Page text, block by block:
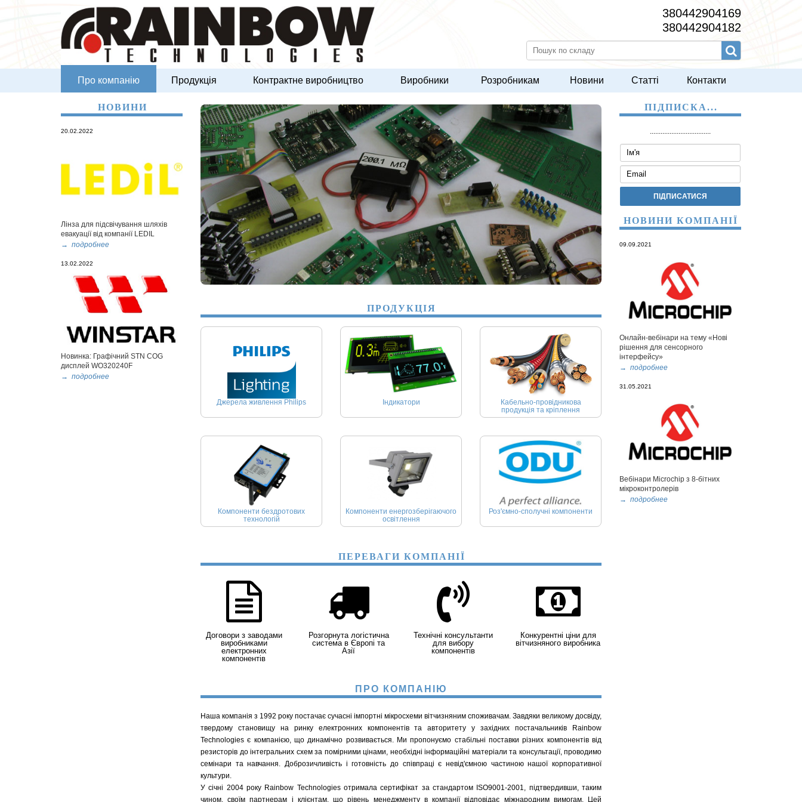
380442904169
380442904182
Про компанію Продукція Контрактне виробництво Виробники Розробникам Новини Статті Контакти
ПІДПИСКА...
..................................
НОВИНИ КОМПАНІЇ
09.09.2021
Онлайн-вебінари на тему «Нові
рішення для сенсорного
інтерфейсу»
→ подробнее
31.05.2021
Вебінари Microchip з 8-бітних
мікроконтролерів
→ подробнее
ПРОДУКЦІЯ
Джерела живлення Philips Індикатори
Кабельно-провідникова
продукція та кріплення
Компоненти бездротових
технологій
Компоненти енергозберігаючого
освітлення
Роз'ємно-сполучні компоненти
ПЕРЕВАГИ КОМПАНІЇ
Договори з заводами
виробниками
електронних
компонентів
Розгорнута логістична
система в Європі та
Азії
Технічні консультанти
для вибору
компонентів
Конкурентні ціни для
вітчизняного виробника
ПРО КОМПАНІЮ
Наша компанія з 1992 року постачає сучасні імпортні мікросхеми вітчизняним споживачам. Завдяки великому досвіду,
твердому становищу на ринку електронних компонентів та авторитету у західних постачальників Rainbow
Technologies є компанією, що динамічно розвивається. Ми пропонуємо стабільні поставки різних компонентів від
резисторів до інтегральних схем за помірними цінами, необхідні інформаційні матеріали та консультації, проводимо
семінари та навчання. Доброзичливість і готовність до співпраці є невід'ємною частиною нашої корпоративної
культури.
У січні 2004 року Rainbow Technologies отримала сертифікат за стандартом ISO9001-2001, підтвердивши, таким
чином, своїм партнерам і клієнтам, що рівень менеджменту в компанії відповідає міжнародним вимогам. Цей
НОВИНИ
20.02.2022
Лінза для підсвічування шляхів
евакуації від компанії LEDIL
→ подробнее
13.02.2022
Новинка: Графічний STN COG
дисплей WO320240F
→ подробнее